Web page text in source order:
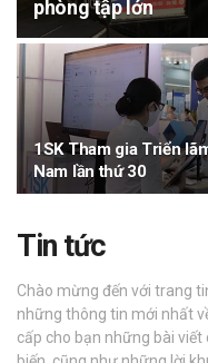
DINH DƯỠNG
SỨC KHỎE TINH THẦN
CÔNG NGHỆ
phòng tập lớn
1SK Tham gia Triển
Nam lần thứ 30
Tin tức
Chào mừng đến với trang
những thông tin mới nhất
cấp cho bạn những bài